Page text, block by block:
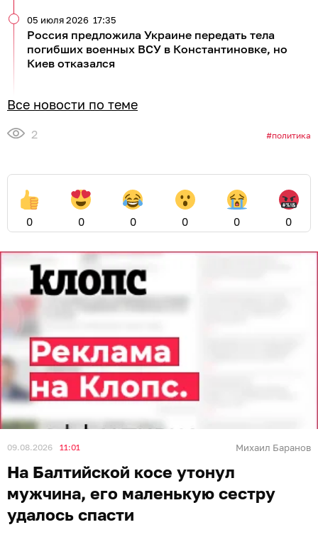
Россия предложила Украине передать тела
погибших военных ВСУ в Константиновке, но
Киев отказался
05 июля 2026 17:35
Все новости по теме
2 политика
0 0 0 0 0 0
09.08.2026 11:01 Михаил Баранов
На Балтийской косе утонул
мужчина, его маленькую сестру
удалось спасти